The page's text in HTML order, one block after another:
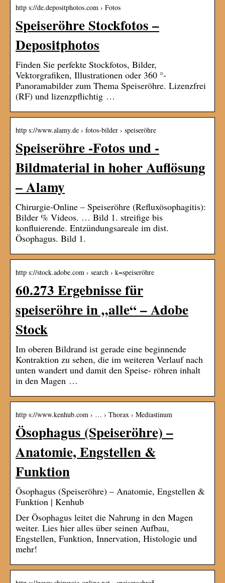
http s://de.depositphotos.com › Fotos
Speiseröhre Stockfotos –
Depositphotos
Finden Sie perfekte Stockfotos, Bilder,
Vektorgrafiken, Illustrationen oder 360 °-
Panoramabilder zum Thema Speiseröhre. Lizenzfrei
(RF) und lizenzpflichtig …
http s://www.alamy.de › fotos-bilder › speiseröhre
Speiseröhre -Fotos und -
Bildmaterial in hoher Auflösung
– Alamy
Chirurgie-Online – Speiseröhre (Refluxösophagitis):
Bilder % Videos. … Bild 1. streifige bis
konfluierende. Entzündungsareale im dist.
Ösophagus. Bild 1.
http s://stock.adobe.com › search › k=speiseröhre
60.273 Ergebnisse für
speiseröhre in „alle“ – Adobe
Stock
Im oberen Bildrand ist gerade eine beginnende
Kontraktion zu sehen, die im weiteren Verlauf nach
unten wandert und damit den Speise- röhren inhalt
in den Magen …
http s://www.kenhub.com › … › Thorax › Mediastinum
Ösophagus (Speiseröhre) –
Anatomie, Engstellen &
Funktion
Ösophagus (Speiseröhre) – Anatomie, Engstellen &
Funktion | Kenhub
Der Ösophagus leitet die Nahrung in den Magen
weiter. Lies hier alles über seinen Aufbau,
Engstellen, Funktion, Innervation, Histologie und
mehr!